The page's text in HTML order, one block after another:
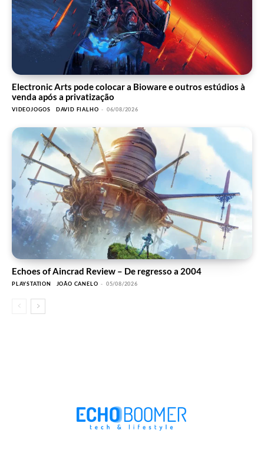
Electronic Arts pode colocar a Bioware e outros estúdios à
venda após a privatização
VIDEOJOGOS DAVID FIALHO - 06/08/2026
Echoes of Aincrad Review – De regresso a 2004
PLAYSTATION JOÃO CANELO - 05/08/2026